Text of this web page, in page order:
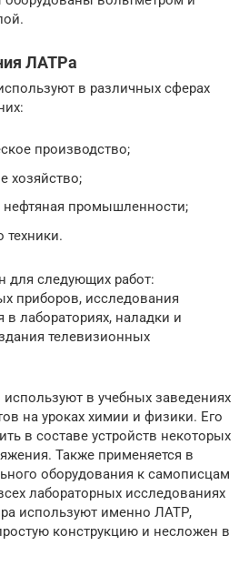
ЛАТРа
в различных сферах
производство;
хозяйство;
нефтяная промышленности;
техники.
для следующих работ:
приборов, исследования
в лабораториях, наладки и
телевизионных
в учебных заведениях
на уроках химии и физики. Его
в составе устройств некоторых
Также применяется в
оборудования к самописцам
лабораторных исследованиях
используют именно ЛАТР,
конструкцию и несложен в